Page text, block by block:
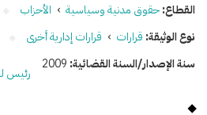
القطاع:حقوق مدنية وسياسية › الأحزاب
نوع الوثيقة: قرارات › قرارات إدارية أخرى
سنة الإصدار/السنة القضائية: 2009
رئيس